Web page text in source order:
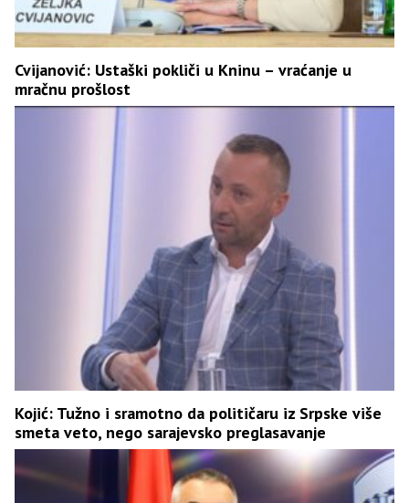
Cvijanović: Ustaški pokliči u Kninu – vraćanje u
mračnu prošlost
Kojić: Tužno i sramotno da političaru iz Srpske više
smeta veto, nego sarajevsko preglasavanje